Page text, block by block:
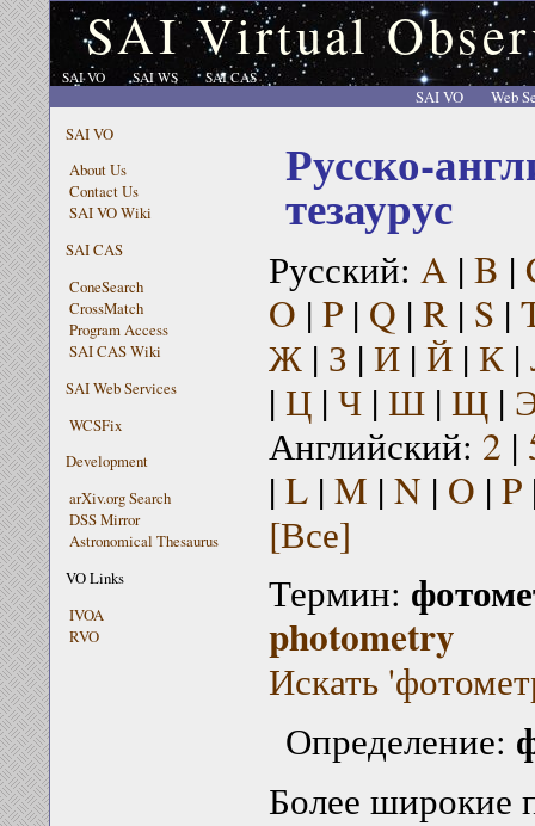
SAI Virtual
SAI VO SAI WS SAI CAS
SAI VO
Web
SAI VO
About Us
Contact Us
SAI VO Wiki
SAI CAS
ConeSearch
CrossMatch
Program Access
SAI CAS Wiki
SAI Web Services
WCSFix
Development
arXiv.org Search
DSS Mirror
Astronomical Thesaurus
VO Links
IVOA
RVO
Русско-
тезаурус
Русский: A | B |
O | P| Q | R| S |
Ж| З | И| Й| К|
| Ц| Ч| Ш| Щ|
Английский: 2 |
| L| M | N | O | P
[Все]
Термин:
photometry
Искать
Определение:
Более широкие